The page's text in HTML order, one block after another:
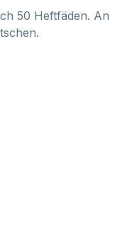
50 Heftfäden. An